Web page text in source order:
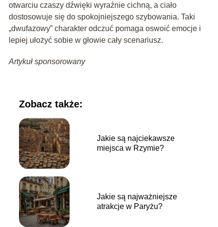
otwarciu czaszy dźwięki wyraźnie cichną, a ciało
dostosowuje się do spokojniejszego szybowania. Taki
„dwufazowy” charakter odczuć pomaga oswoić emocje i
lepiej ułożyć sobie w głowie cały scenariusz.
Artykuł sponsorowany
Zobacz także:
Jakie są najciekawsze
miejsca w Rzymie?
Jakie są najważniejsze
atrakcje w Paryżu?